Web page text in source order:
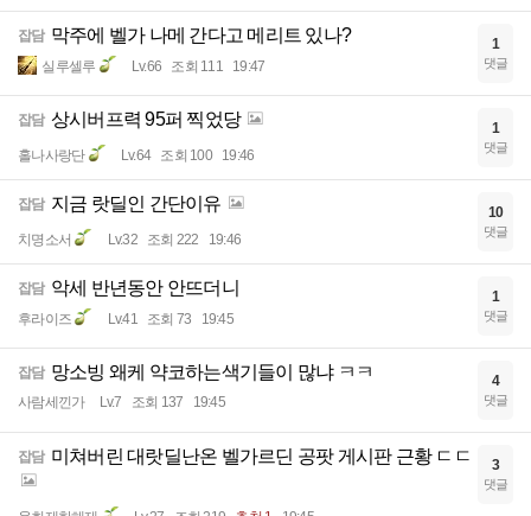
잡담 막주에 벨가 나메 간다고 메리트 있나?
실루셀루 Lv.66 조회 111 19:47
1
댓글
잡담 상시버프력 95퍼 찍었당
홀나사랑단 Lv.64 조회 100 19:46
1
댓글
잡담 지금 랏딜인 간단이유
치명소서 Lv.32 조회 222 19:46
10
댓글
잡담 악세 반년동안 안뜨더니
후라이즈 Lv.41 조회 73 19:45
1
댓글
잡담 망소빙 왜케 약코하는색기들이 많냐 ㅋㅋ
사람세낀가 Lv.7 조회 137 19:45
4
댓글
잡담 미쳐버린 대랏딜난온 벨가르딘 공팟 게시판 근황 ㄷㄷ 3
댓글